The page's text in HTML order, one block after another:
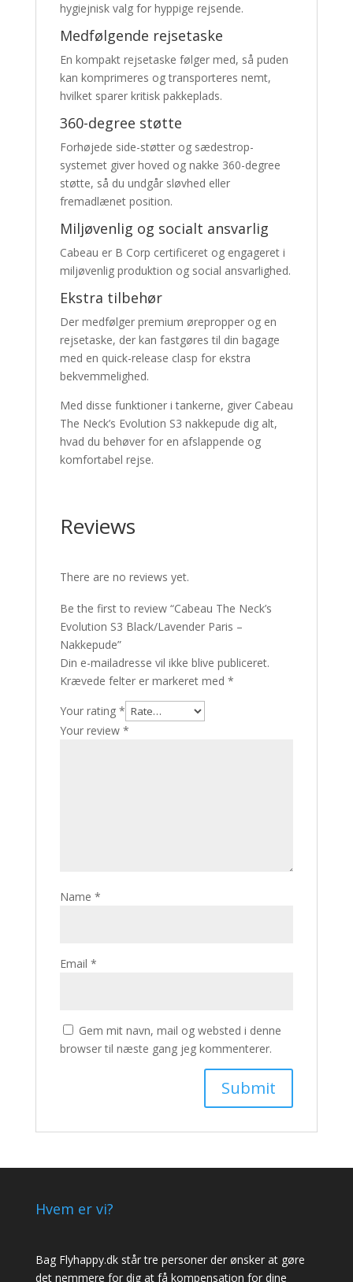
hygiejnisk valg for hyppige rejsende.
Medfølgende rejsetaske
En kompakt rejsetaske følger med, så puden
kan komprimeres og transporteres nemt,
hvilket sparer kritisk pakkeplads.
360-degree støtte
Forhøjede side-støtter og sædestrop-
systemet giver hoved og nakke 360-degree
støtte, så du undgår sløvhed eller
fremadlænet position.
Miljøvenlig og socialt ansvarlig
Cabeau er B Corp certificeret og engageret i
miljøvenlig produktion og social ansvarlighed.
Ekstra tilbehør
Der medfølger premium ørepropper og en
rejsetaske, der kan fastgøres til din bagage
med en quick-release clasp for ekstra
bekvemmelighed.
Med disse funktioner i tankerne, giver Cabeau
The Neck’s Evolution S3 nakkepude dig alt,
hvad du behøver for en afslappende og
komfortabel rejse.
Reviews
There are no reviews yet.
Be the first to review “Cabeau The Neck’s
Evolution S3 Black/Lavender Paris –
Nakkepude”
Din e-mailadresse vil ikke blive publiceret.
Krævede felter er markeret med *
Your rating *
Your review *
Name *
Email *
Gem mit navn, mail og websted i denne
browser til næste gang jeg kommenterer.
Hvem er vi?
Bag Flyhappy.dk står tre personer der ønsker at gøre
det nemmere for dig at få kompensation for dine